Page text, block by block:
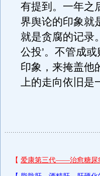
有提到。一年之
界舆论的印象就
就是贪腐的记录
公投’。不管成
印象，来掩盖他
上的走向依旧是